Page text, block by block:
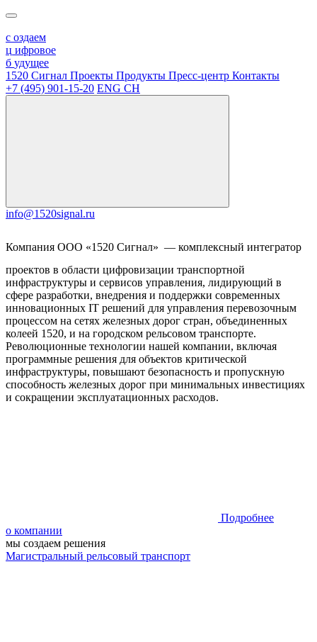
с оздаем
ц ифровое
б удущее
1520 Сигнал Проекты Продукты Пресс-центр Контакты
+7 (495) 901-15-20 ENG CH
info@1520signal.ru
Компания ООО «1520 Сигнал» — комплексный интегратор
проектов в области цифровизации транспортной
инфраструктуры и сервисов управления, лидирующий в
сфере разработки, внедрения и поддержки современных
инновационных IT решений для управления перевозочным
процессом на сетях железных дорог стран, объединенных
колеей 1520, и на городском рельсовом транспорте.
Революционные технологии нашей компании, включая
программные решения для объектов критической
инфраструктуры, повышают безопасность и пропускную
способность железных дорог при минимальных инвестициях
и сокращении эксплуатационных расходов.
Подробнее
о компании
мы создаем решения
Магистральный рельсовый транспорт